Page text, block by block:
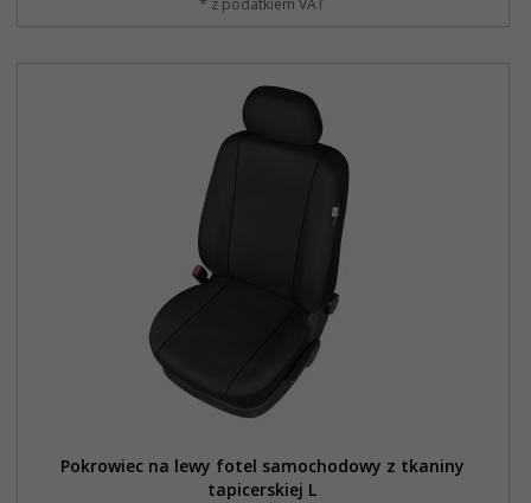
* z podatkiem VAT
Pokrowiec na lewy fotel samochodowy z tkaniny
tapicerskiej L